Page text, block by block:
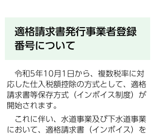
適格請求書発行事業者登録
番号について
令和5年10月1日から、複数税率に対
応した仕入税額控除の方式として、適格
請求書等保存方式（インボイス制度）が
開始されます。
これに伴い、水道事業及び下水道事業
において、適格請求書（インボイス）を